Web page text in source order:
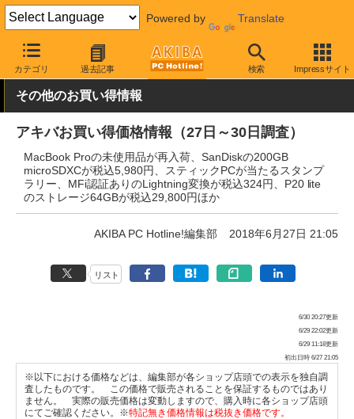
Powered by Translate
カテゴリ 過去記事 検索 Impressサイト
AKIBA PC Hotline! 秋葉原情報 価格情報 特価情報
その他のお買い得情報
アキバお買い得価格情報（27日～30日調査）
MacBook Proの未使用品が再入荷、SanDiskの200GB
microSDXCが税込5,980円、スティックPCが当たるスタンプ
ラリー、MFi認証ありのLightning変換が税込324円、P20 lite
のストレージ64GBが税込29,800円ほか
AKIBA PC Hotline!編集部 2018年6月27日 21:05
リスト
6/30 20:27更新
6/29 22:02更新
6/29 11:18更新
初出日時 6/27 21:05
※以下における価格などは、編集部が各ショップ店頭での表示を独自調
査したものです。 この価格で販売されることを保証するものではあり
ません。 実際の販売価格は変動しますので、購入時に各ショップ店頭
にてご確認ください。※特記無き価格情報は税抜き価格です。